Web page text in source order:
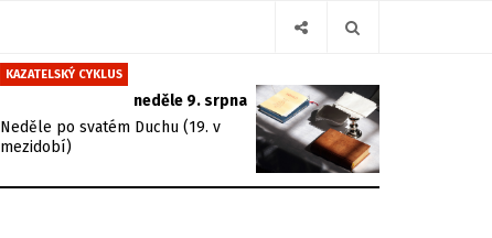
KAZATELSKÝ CYKLUS
neděle 9. srpna
Neděle po svatém Duchu (19. v
mezidobí)